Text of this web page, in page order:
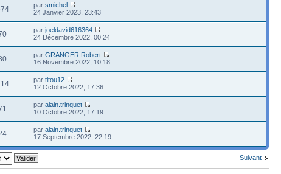
parsmichel
24 Janvier 2023, 23:43
parjoeldavid616364
24 Décembre 2022, 00:24
parGRANGER Robert
16 Novembre 2022, 10:18
partitou12
12 Octobre 2022, 17:36
paralain.trinquet
10 Octobre 2022, 17:19
paralain.trinquet
17 Septembre 2022, 22:19
Suivant